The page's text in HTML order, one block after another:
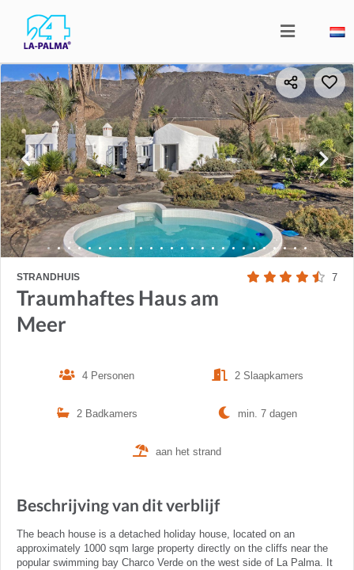
STRANDHUIS 7
Traumhaftes Haus am
Meer
4 Personen 2 Slaapkamers
2 Badkamers min. 7 dagen
aan het strand
Beschrijving van dit verblijf
The beach house is a detached holiday house, located on an
approximately 1000 sqm large property directly on the cliffs near the
popular swimming bay Charco Verde on the west side of La Palma. It